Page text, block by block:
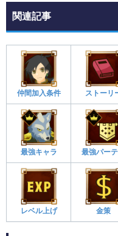
関連記事
仲間加入条件 ストーリ
最強キャラ 最強パー
レベル上げ 金策